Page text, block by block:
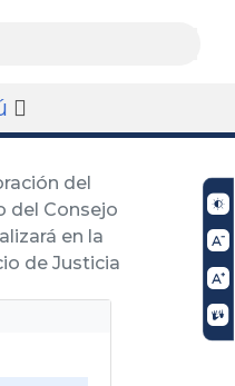
del
del Consejo
en la
de Justicia